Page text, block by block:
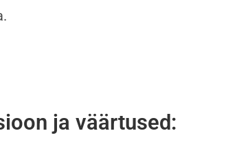
ja väärtused: